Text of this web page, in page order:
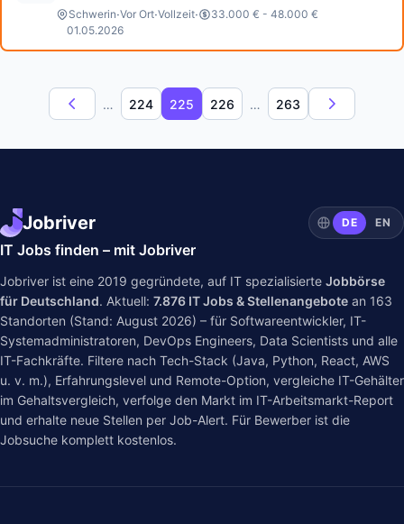
Schwerin·Vor Ort·Vollzeit·
33.000 € - 48.000 €
01.05.2026
… 224 225 226 … 263
Jobriver DE EN
IT Jobs finden – mit Jobriver
Jobriver ist eine 2019 gegründete, auf IT spezialisierte Jobbörse
für Deutschland. Aktuell: 7.876 IT Jobs & Stellenangebote an 163
Standorten (Stand: August 2026) – für Softwareentwickler, IT-
Systemadministratoren, DevOps Engineers, Data Scientists und alle
IT-Fachkräfte. Filtere nach Tech-Stack (Java, Python, React, AWS
u. v. m.), Erfahrungslevel und Remote-Option, vergleiche IT-Gehälter
im Gehaltsvergleich, verfolge den Markt im IT-Arbeitsmarkt-Report
und erhalte neue Stellen per Job-Alert. Für Bewerber ist die
Jobsuche komplett kostenlos.